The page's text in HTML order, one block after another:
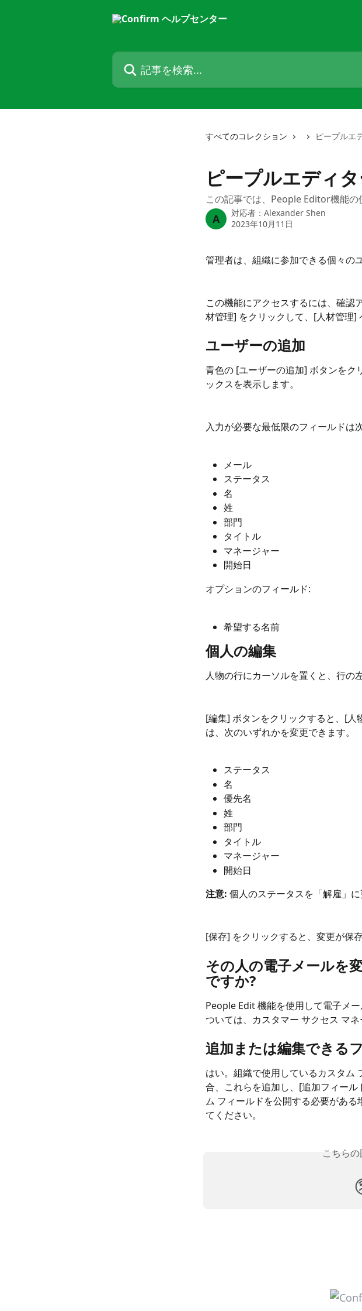
記事を検索...
すべてのコレクション ピープルエ
ピープルエディ
この記事では、People Editor機能の
A 対応者： Alexander Shen
2023年10月11日
管理者は、組織に参加できる個々の
この機能にアクセスするには、確認
材管理] をクリックして、[人材管理]
ユーザーの追加
青色の [ユーザーの追加] ボタンをク
ックスを表示します。
入力が必要な最低限のフィールドは
メール
ステータス
名
姓
部門
タイトル
マネージャー
開始日
オプションのフィールド:
希望する名前
個人の編集
人物の行にカーソルを置くと、行の
[編集] ボタンをクリックすると、[
は、次のいずれかを変更できます。
ステータス
名
優先名
姓
部門
タイトル
マネージャー
開始日
注意: 個人のステータスを「解雇」
[保存] をクリックすると、変更が保存
その人の電子メールを
ですか?
People Edit 機能を使用して電子メ
ついては、カスタマー サクセス マ
追加または編集できる
はい。組織で使用しているカスタム
合、これらを追加し、[追加フィー
ム フィールドを公開する必要があ
てください。
こちら